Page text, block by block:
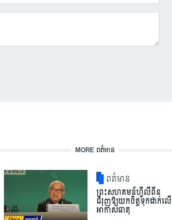
MORE ពត៌មាន
ពត៌មាន
ព្រះសហគមន៍ហ្វីលីពីន
ជំរុញឱ្យយកចិត្តទុកដាក់លើ
អាកាសធាតុ